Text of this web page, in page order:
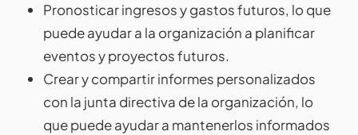
Pronosticar ingresos y gastos futuros, lo que
puede ayudar a la organización a planificar
eventos y proyectos futuros.
Crear y compartir informes personalizados
con la junta directiva de la organización, lo
que puede ayudar a mantenerlos informados